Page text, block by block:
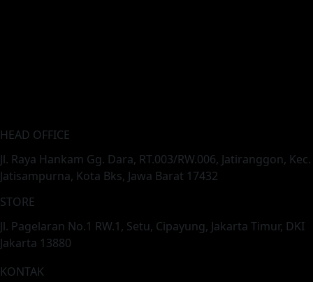
HEAD OFFICE
Jl. Raya Hankam Gg. Dara, RT.003/RW.006, Jatiranggon, Kec.
Jatisampurna, Kota Bks, Jawa Barat 17432
STORE
Jl. Pagelaran No.1 RW.1, Setu, Cipayung, Jakarta Timur, DKI
Jakarta 13880
KONTAK